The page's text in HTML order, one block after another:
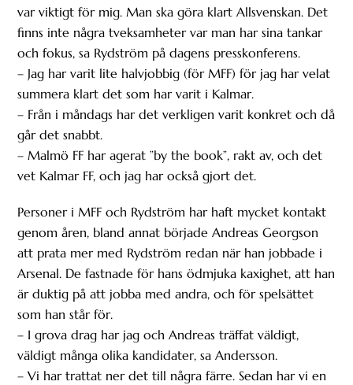
var viktigt för mig. Man ska göra klart Allsvenskan. Det
finns inte några tveksamheter var man har sina tankar
och fokus, sa Rydström på dagens presskonferens.
– Jag har varit lite halvjobbig (för MFF) för jag har velat
summera klart det som har varit i Kalmar.
– Från i måndags har det verkligen varit konkret och då
går det snabbt.
– Malmö FF har agerat ”by the book”, rakt av, och det
vet Kalmar FF, och jag har också gjort det.
Personer i MFF och Rydström har haft mycket kontakt
genom åren, bland annat började Andreas Georgson
att prata mer med Rydström redan när han jobbade i
Arsenal. De fastnade för hans ödmjuka kaxighet, att han
är duktig på att jobba med andra, och för spelsättet
som han står för.
– I grova drag har jag och Andreas träffat väldigt,
väldigt många olika kandidater, sa Andersson.
– Vi har trattat ner det till några färre. Sedan har vi en